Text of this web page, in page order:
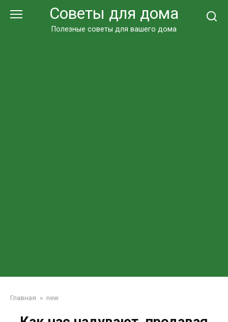
Советы для дома
Полезные советы для вашего дома
Главная » new